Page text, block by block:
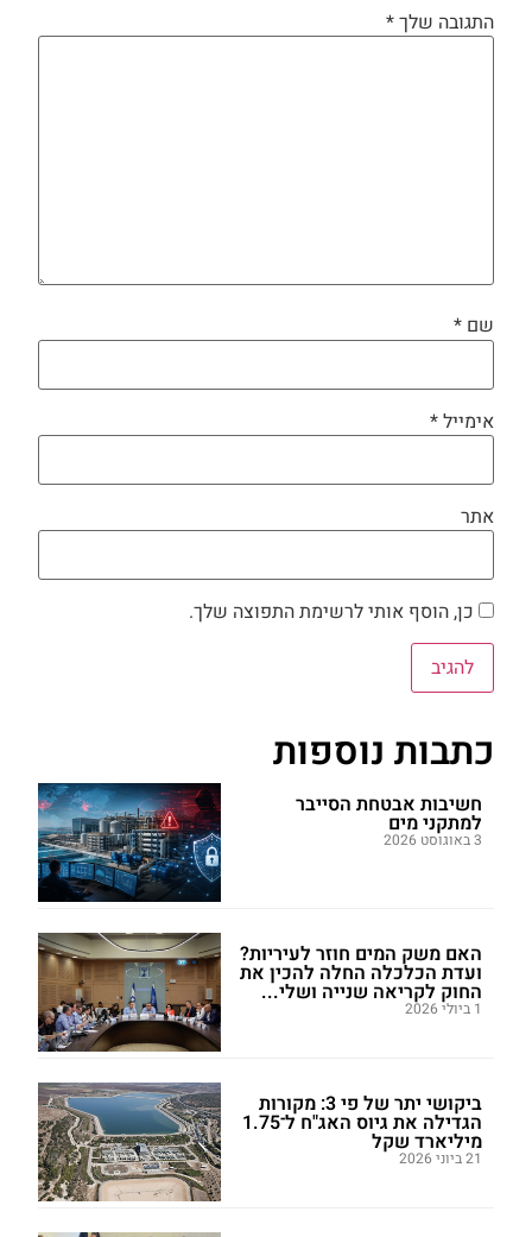
התגובה שלך*
שם *
אימייל*
אתר
כן, הוסף אותי לרשימת התפוצה שלך.
כתבות נוספות
חשיבות אבטחת הסייבר
למתקני מים
3 באוגוסט 2026
האם משק המים חוזר לעיריות?
ועדת הכלכלה החלה להכין את
החוק לקריאה שנייה ושלי...
1 ביולי 2026
ביקושי יתר של פי 3: מקורות
הגדילה את גיוס האג"ח ל־1.75
מיליארד שקל
21 ביוני 2026